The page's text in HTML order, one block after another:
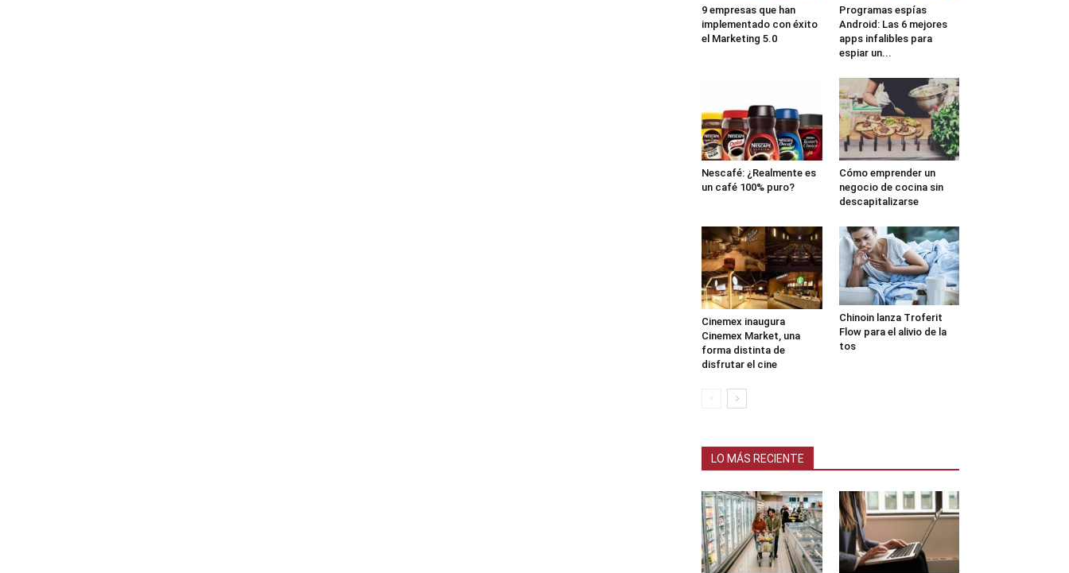
9 empresas que han
implementado con éxito
el Marketing 5.0
Programas espías
Android: Las 6 mejores
apps infalibles para
espiar un...
Nescafé: ¿Realmente es
un café 100% puro?
Cómo emprender un
negocio de cocina sin
descapitalizarse
Cinemex inaugura
Cinemex Market, una
forma distinta de
disfrutar el cine
Chinoin lanza Troferit
Flow para el alivio de la
tos
LO MÁS RECIENTE